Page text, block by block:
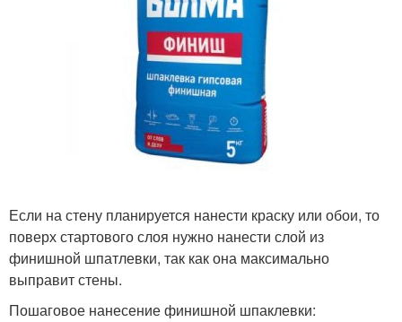
Если на стену планируется нанести краску или обои, то
поверх стартового слоя нужно нанести слой из
финишной шпатлевки, так как она максимально
выправит стены.
Пошаговое нанесение финишной шпаклевки: